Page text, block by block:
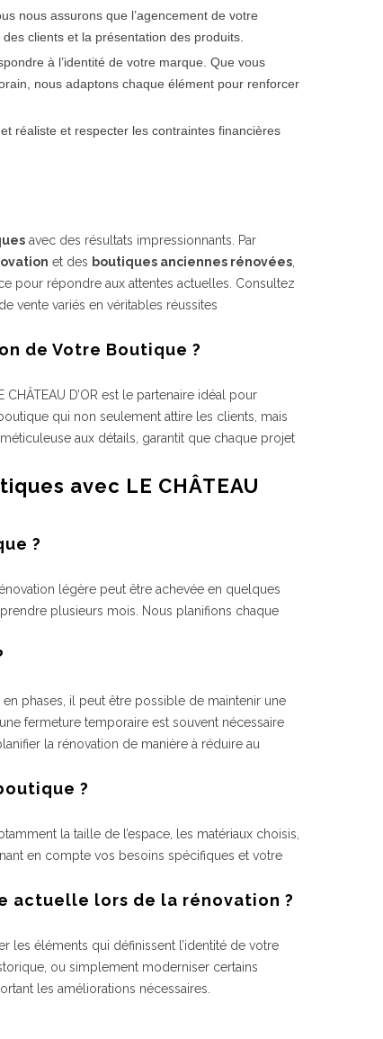
nous assurons que l’agencement de votre
clients et la présentation des produits.
à l’identité de votre marque. Que vous
nous adaptons chaque élément pour renforcer
réaliste et respecter les contraintes financières
avec des résultats impressionnants. Par
et des boutiques anciennes rénovées
pour répondre aux attentes actuelles. Consultez
vente variés en véritables réussites
de Votre Boutique ?
CHÂTEAU D’OR est le partenaire idéal pour
qui non seulement attire les clients, mais
aux détails, garantit que chaque projet
avec LE CHÂTEAU
?
légère peut être achevée en quelques
plusieurs mois. Nous planifions chaque
phases, il peut être possible de maintenir une
fermeture temporaire est souvent nécessaire
la rénovation de manière à réduire au
?
la taille de l’espace, les matériaux choisis,
en compte vos besoins spécifiques et votre
actuelle lors de la rénovation ?
les éléments qui définissent l’identité de votre
ou simplement moderniser certains
les améliorations nécessaires.